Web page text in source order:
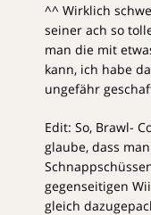
^^ Wirklich
seiner ach so
man die mit
kann, ich habe
ungefähr
Edit: So, Brawl-
glaube, dass
gegenseitigen
gleich